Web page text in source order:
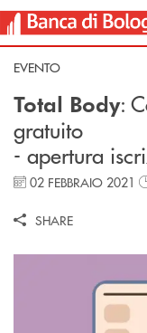
Salta al contenuto
EVENTO
Total Body:
gratuito
- apertura
02 FEBBRAIO 2021
SHARE